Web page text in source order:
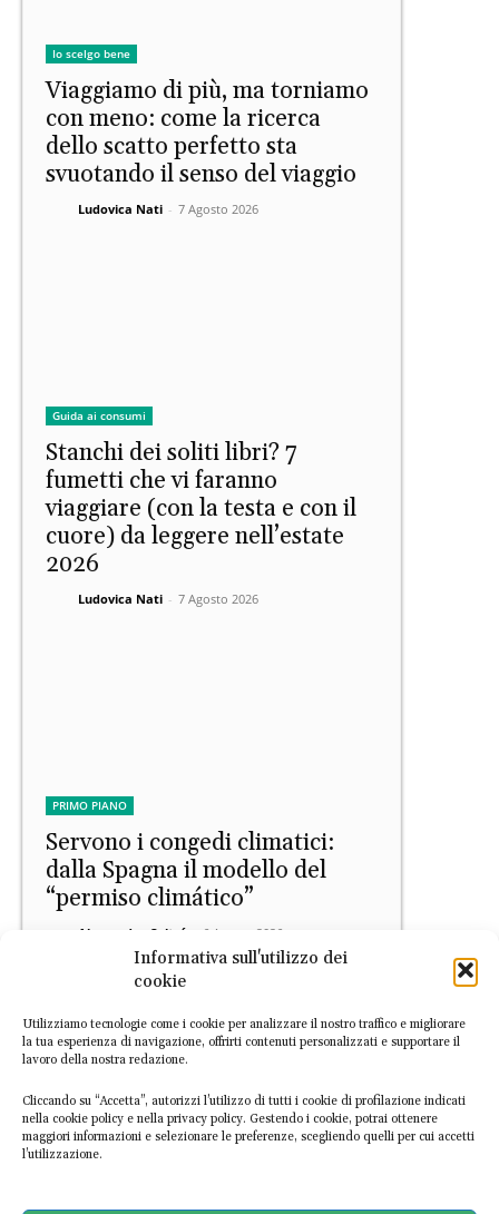
Informativa sull'utilizzo dei
cookie
Utilizziamo tecnologie come i cookie per analizzare il nostro traffico e migliorare
la tua esperienza di navigazione, offrirti contenuti personalizzati e supportare il
lavoro della nostra redazione.
Cliccando su “Accetta”, autorizzi l’utilizzo di tutti i cookie di profilazione indicati
nella cookie policy e nella privacy policy. Gestendo i cookie, potrai ottenere
maggiori informazioni e selezionare le preferenze, scegliendo quelli per cui accetti
l’utilizzazione.
Io scelgo bene
Viaggiamo di più, ma torniamo
con meno: come la ricerca
dello scatto perfetto sta
svuotando il senso del viaggio
Ludovica Nati - 7 Agosto 2026
Guida ai consumi
Stanchi dei soliti libri? 7
fumetti che vi faranno
viaggiare (con la testa e con il
cuore) da leggere nell’estate
2026
Ludovica Nati - 7 Agosto 2026
PRIMO PIANO
Servono i congedi climatici:
dalla Spagna il modello del
“permiso climático”
Alessandro Coltré 6 Agosto 2026
IDEE
contro il greenwashing servono